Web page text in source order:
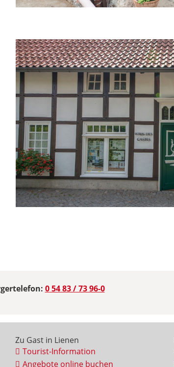
0 54 83 / 73 96-0
Zu Gast in Lienen
Tourist-Information
Angebote online buchen